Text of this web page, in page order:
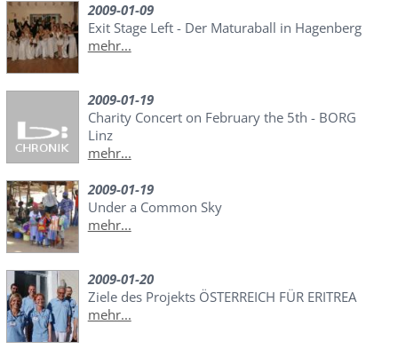
2009-01-09
Exit Stage Left - Der Maturaball in Hagenberg
mehr...
2009-01-19
Charity Concert on February the 5th - BORG
Linz
mehr...
2009-01-19
Under a Common Sky
mehr...
2009-01-20
Ziele des Projekts ÖSTERREICH FÜR ERITREA
mehr...